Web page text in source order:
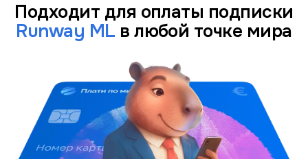
Подходит для оплаты подписки
Runway ML в любой точке мира